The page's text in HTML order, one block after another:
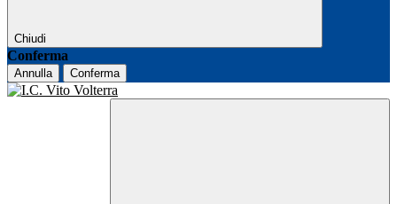
Chiudi
Conferma
Annulla Conferma